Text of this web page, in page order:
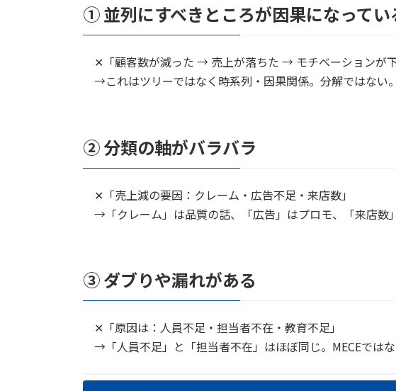
① 並列にすべきところが因果になってい
✕「顧客数が減った → 売上が落ちた → モチベーションが下
→これはツリーではなく時系列・因果関係。分解ではない。
② 分類の軸がバラバラ
✕「売上減の要因：クレーム・広告不足・来店数」
→「クレーム」は品質の話、「広告」はプロモ、「来店数
③ ダブりや漏れがある
✕「原因は：人員不足・担当者不在・教育不足」
→「人員不足」と「担当者不在」はほぼ同じ。MECEではな